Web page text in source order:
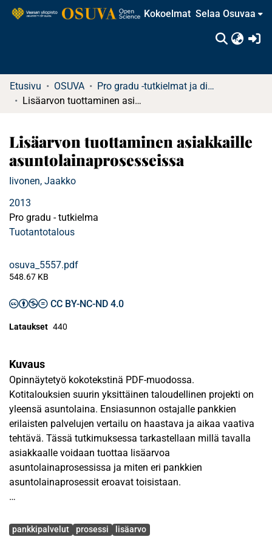
Kokoelmat Selaa Osuvaa
Etusivu OSUVA
Pro gradu -tutkielmat ja diplomityöt
Lisäarvon tuottaminen asiakkaille asuntolainaprosesseissa
Lisäarvon tuottaminen asiakkaille
asuntolainaprosesseissa
Iivonen, Jaakko
2013
Pro gradu - tutkielma
Tuotantotalous
osuva_5557.pdf
548.67 KB
CC BY-NC-ND 4.0
Lataukset 440
Kuvaus
Opinnäytetyö kokotekstinä PDF-muodossa.
Kotitalouksien suurin yksittäinen taloudellinen projekti on
yleensä asuntolaina. Ensiasunnon ostajalle pankkien
erilaisten palvelujen vertailu on haastava ja aikaa vaativa
tehtävä. Tässä tutkimuksessa tarkastellaan millä tavalla
asiakkaalle voidaan tuottaa lisäarvoa
asuntolainaprosessissa ja miten eri pankkien
asuntolainaprosessit eroavat toisistaan.
alueesta. Pankki- ja rahoituspalveluita käsitellään
Avainsanat
pankkipalvelut prosessi lisäarvo